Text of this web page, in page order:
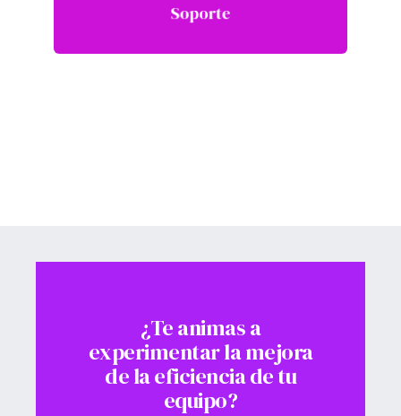
Soporte
¿Te animas a
experimentar la mejora
de la eficiencia de tu
equipo?